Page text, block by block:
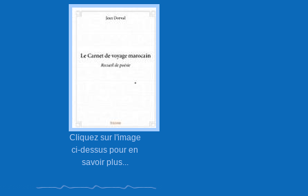
Cliquez sur l'image
ci-dessus pour en
savoir plus...